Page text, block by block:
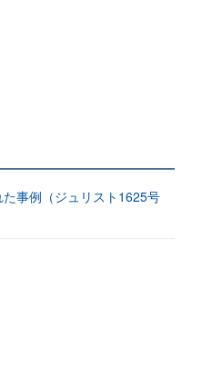
事例（ジュリスト1625号